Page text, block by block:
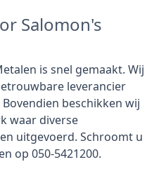
Salomon's
is snel gemaakt. Wij
leverancier
beschikken wij
waar diverse
uitgevoerd. Schroomt u
op 050-5421200.